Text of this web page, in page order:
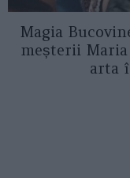
Magia
meșterii
arta